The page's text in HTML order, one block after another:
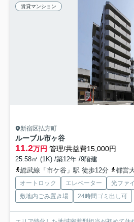
賃貸マンション
新宿区払方町
ルーブル市ヶ谷
11.2万円 管理/共益費15,000円
25.58㎡ (1K) /築12年 /9階建
総武線「市ケ谷」駅 徒歩12分
都営大
オートロック エレベーター 光ファ
敷地内ごみ置き場
24時間ゴミ出し可